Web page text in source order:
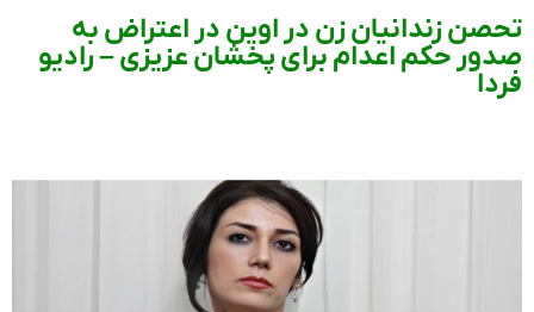
تحصن زندانیان زن در اوین در اعتراض به
صدور حکم اعدام برای پخشان عزیزی – رادیو
فردا